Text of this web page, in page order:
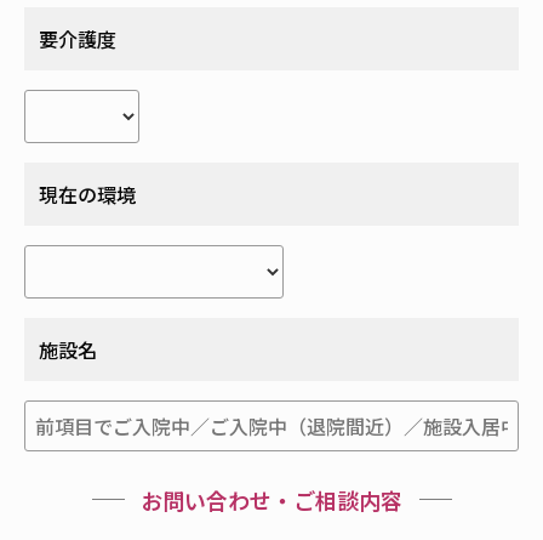
要介護度
現在の環境
施設名
お問い合わせ・ご相談内容